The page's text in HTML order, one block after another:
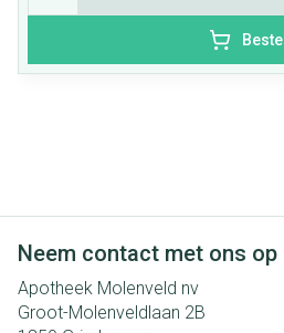
Bestel
Neem contact met ons op
Apotheek Molenveld nv
Groot-Molenveldlaan 2B